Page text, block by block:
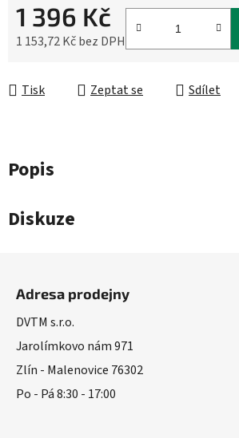
1 396 Kč
1 153,72 Kč bez DPH
Tisk Zeptat se Sdílet
Popis
Diskuze
Adresa prodejny
DVTM s.r.o.
Jarolímkovo nám 971
Zlín - Malenovice 76302
Po - Pá 8:30 - 17:00